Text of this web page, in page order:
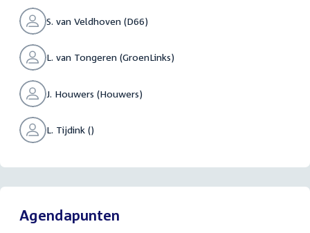
S. van Veldhoven (D66)
L. van Tongeren (GroenLinks)
J. Houwers (Houwers)
L. Tijdink ()
Agendapunten